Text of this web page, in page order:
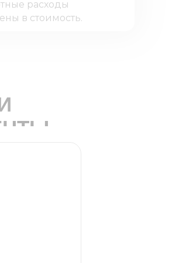
расходы
в стоимость.